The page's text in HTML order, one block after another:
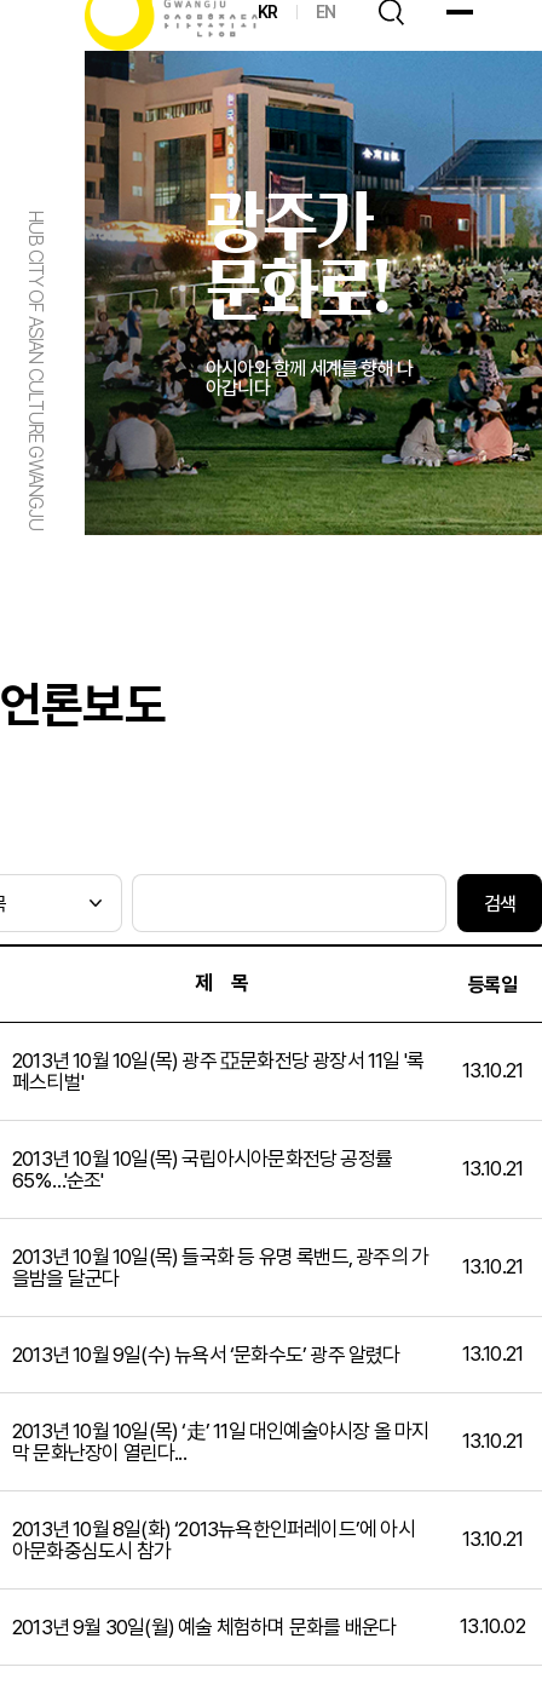
KR EN
HUB CITY OF ASIAN CULTURE GWANGJU
광주가
문화로!
아시아와 함께 세계를 향해 나
아갑니다
언론보도
제 목 등록일
2013년 10월 10일(목) 광주 亞문화전당 광장서 11일 '록
페스티벌'
13.10.21
2013년 10월 10일(목) 국립아시아문화전당 공정률
65%…'순조'
13.10.21
2013년 10월 10일(목) 들국화 등 유명 록밴드, 광주의 가
을밤을 달군다
13.10.21
2013년 10월 9일(수) 뉴욕서 ‘문화수도’ 광주 알렸다 13.10.21
2013년 10월 10일(목) ‘走’ 11일 대인예술야시장 올 마지
막 문화난장이 열린다...
13.10.21
2013년 10월 8일(화) ‘2013뉴욕한인퍼레이드’에 아시
아문화중심도시 참가
13.10.21
2013년 9월 30일(월) 예술 체험하며 문화를 배운다 13.10.02
검색